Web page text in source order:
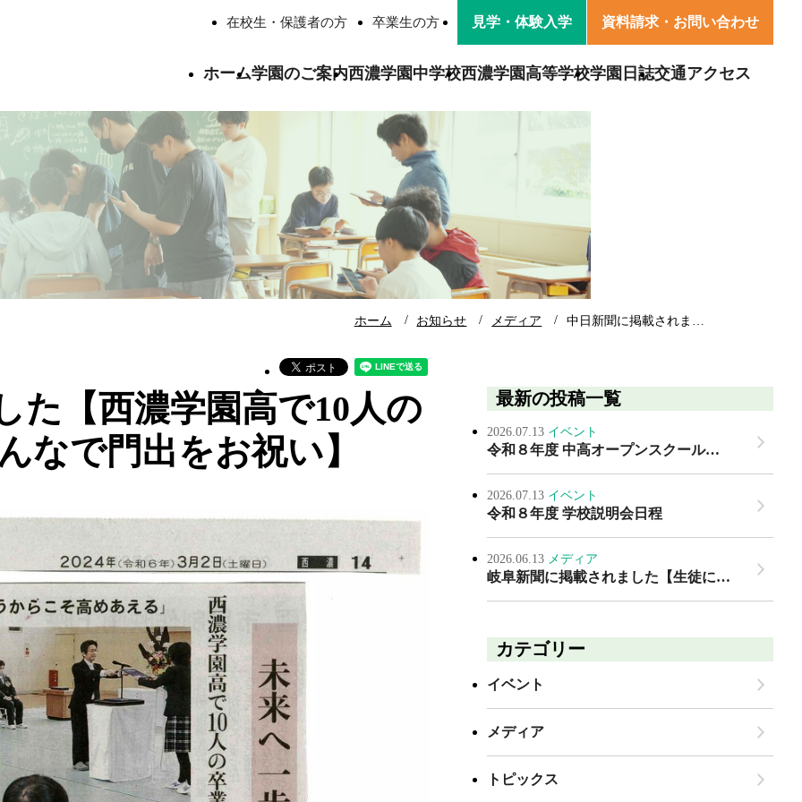
在校生・保護者の方 卒業生の方 見学・ 体験入学 資料請求・ お問い合わせ
ホーム学園のご案内
ごあいさつ 学校法人西濃学園 学園の方針
いじめ防止基本方針 西濃学園の寮生活
よくあるご質問 認定・表彰 寄附金募集のお知らせ
教職員紹介 校歌紹介
西濃学園中学校
西濃学園中学校について 卒業生の声
交通アクセス
西濃学園高等学校
西濃学園高等学校について 学校生活
卒業生の進路 卒業生の声
学園日誌交通アクセス
ホーム お知らせ メディア 中日新聞に掲載されま…
た【西濃学園高で10人の
で門出をお祝い】
最新の投稿一覧
2026.07.13 イベント
令和８年度 中高オープンスクール…
2026.07.13 イベント
令和８年度 学校説明会日程
2026.06.13 メディア
岐阜新聞に掲載されました【生徒に…
カテゴリー
イベント
メディア
トピックス